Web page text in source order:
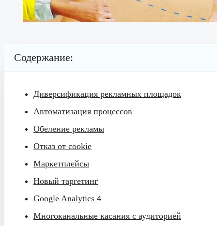
Содержание:
Диверсификация рекламных площадок
Автоматизация процессов
Обеление рекламы
Отказ от cookie
Маркетплейсы
Новый таргетинг
Google Analytics 4
Многоканальные касания с аудиторией